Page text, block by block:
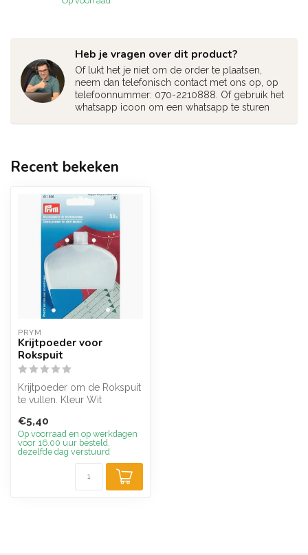
Heb je vragen over dit product?
Of lukt het je niet om de order te plaatsen,
neem dan telefonisch contact met ons op, op
telefoonnummer: 070-2210888. Of gebruik het
whatsapp icoon om een whatsapp te sturen
Recent bekeken
PRYM
Krijtpoeder voor
Rokspuit
Krijtpoeder om de Rokspuit
te vullen. Kleur Wit
€5,40
Op voorraad en op werkdagen
voor 16.00 uur besteld,
dezelfde dag verstuurd